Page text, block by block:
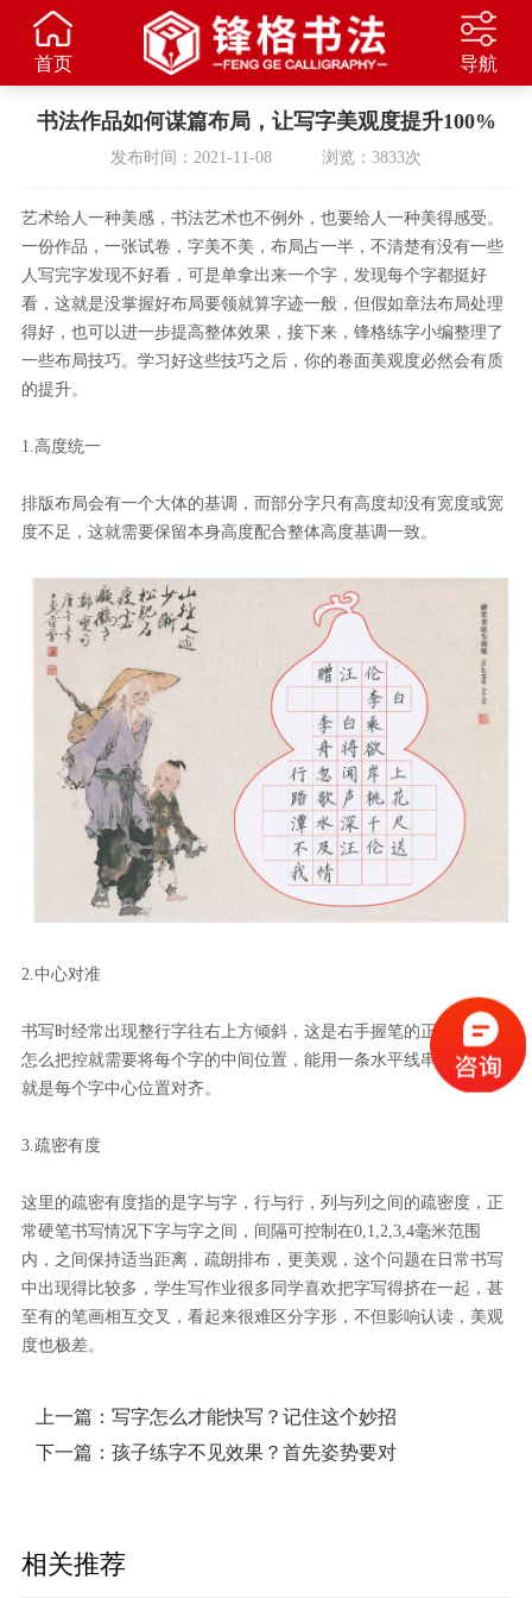
首页 导航
书法作品如何谋篇布局，让写字美观度提升100%
发布时间：2021-11-08 浏览：3833次
艺术给人一种美感，书法艺术也不例外，也要给人一种美得感受。
一份作品，一张试卷，字美不美，布局占一半，不清楚有没有一些
人写完字发现不好看，可是单拿出来一个字，发现每个字都挺好
看，这就是没掌握好布局要领就算字迹一般，但假如章法布局处理
得好，也可以进一步提高整体效果，接下来，锋格练字小编整理了
一些布局技巧。学习好这些技巧之后，你的卷面美观度必然会有质
的提升。
1.高度统一
排版布局会有一个大体的基调，而部分字只有高度却没有宽度或宽
度不足，这就需要保留本身高度配合整体高度基调一致。
2.中心对准
书写时经常出现整行字往右上方倾斜，这是右手握笔的正常习惯，
怎么把控就需要将每个字的中间位置，能用一条水平线串起来，也
就是每个字中心位置对齐。
3.疏密有度
这里的疏密有度指的是字与字，行与行，列与列之间的疏密度，正
常硬笔书写情况下字与字之间，间隔可控制在0,1,2,3,4毫米范围
内，之间保持适当距离，疏朗排布，更美观，这个问题在日常书写
中出现得比较多，学生写作业很多同学喜欢把字写得挤在一起，甚
至有的笔画相互交叉，看起来很难区分字形，不但影响认读，美观
度也极差。
上一篇： 写字怎么才能快写？记住这个妙招
下一篇： 孩子练字不见效果？首先姿势要对
相关推荐